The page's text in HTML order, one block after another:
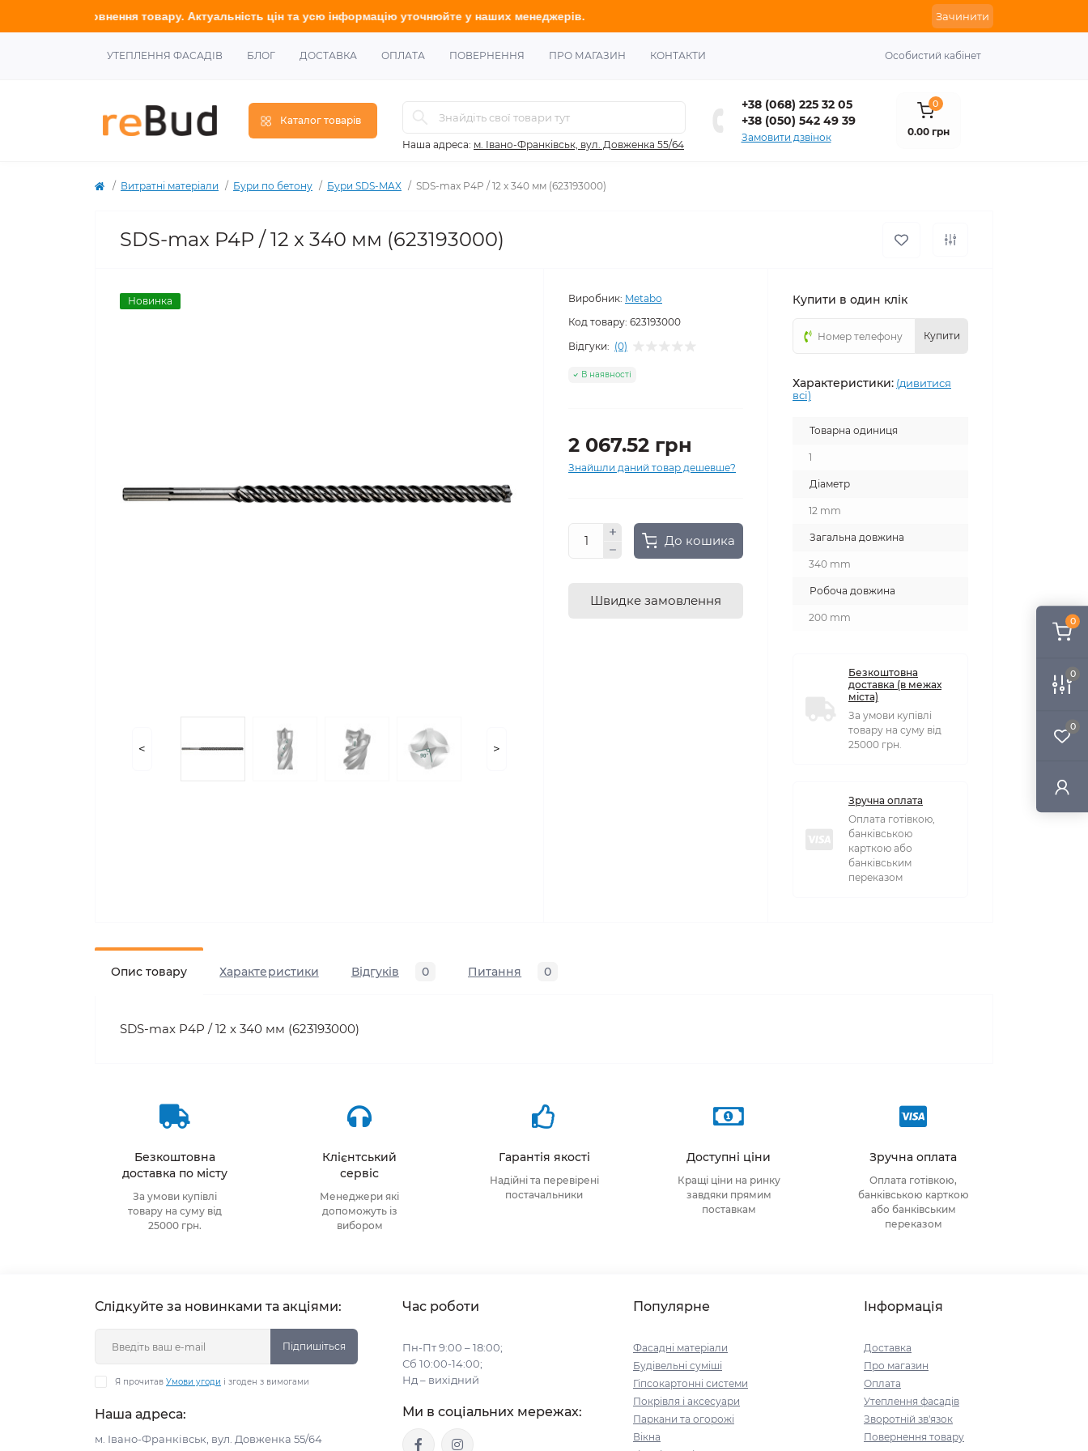
0
0
0
наповнення товару. Актуальність цін та усю інформацію уточнюйтеу наших менеджерів. Зачинити
УТЕПЛЕННЯ ФАСАДІВ БЛОГ ДОСТАВКА ОПЛАТА ПОВЕРНЕННЯ ПРО МАГАЗИН КОНТАКТИ Особистий кабінет
Каталог товарів
Наша адреса: м. Івано-Франківськ, вул. Довженка 55/64
+38 (068) 225 32 05
+38 (050) 542 49 39
Замовити дзвінок
0
0.00 грн
Витратні матеріали Бури по бетону Бури SDS-MAX SDS-max P4P / 12 x 340 мм (623193000)
SDS-max P4P / 12 x 340 мм (623193000)
Новинка
< >
Виробник: Metabo
Код товару: 623193000
Відгуки: (0)
В наявності
2 067.52 грн
Знайшли даний товар дешевше?
До кошика
Швидке замовлення
Купити в один клік
Купити
Характеристики: (дивитися
всі)
Товарна одиниця
1
Діаметр
12 mm
Загальна довжина
340 mm
Робоча довжина
200 mm
Безкоштовна
доставка (в межах
міста)
За умови купівлі
товару на суму від
25000 грн.
Зручна оплата
Оплата готівкою,
банківською
карткою або
банківським
переказом
Опис товару Характеристики Відгуків 0 Питання 0
SDS-max P4P / 12 x 340 мм (623193000)
Безкоштовна
доставка по місту
За умови купівлі
товару на суму від
25000 грн.
Клієнтський
сервіс
Менеджери які
допоможуть із
вибором
Гарантія якості
Надійні та перевірені
постачальники
Доступні ціни
Кращі ціни на ринку
завдяки прямим
поставкам
Зручна оплата
Оплата готівкою,
банківською карткою
або банківським
переказом
Слідкуйте за новинками та акціями:
Підпишіться
Я прочитав Умови угоди і згоден з вимогами
Наша адреса:
м. Івано-Франківськ, вул. Довженка 55/64
Час роботи
Пн-Пт 9:00 – 18:00;
Сб 10:00-14:00;
Нд – вихідний
Ми в соціальних мережах:
Популярне
Фасадні матеріали
Будівельні cуміші
Гіпсокартонні системи
Покрівля і аксесуари
Паркани та огорожі
Вікна
Інформація
Доставка
Про магазин
Оплата
Утеплення фасадів
Зворотній зв'язок
Повернення товару